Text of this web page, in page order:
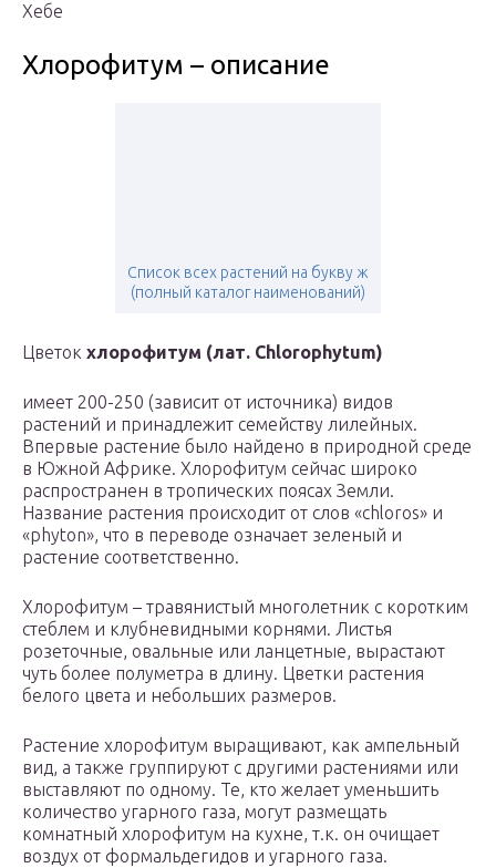
Хебе
Хлорофитум – описание
Список всех растений на букву ж
(полный каталог наименований)
Цветок хлорофитум (лат. Chlorophytum)
имеет 200-250 (зависит от источника) видов
растений и принадлежит семейству лилейных.
Впервые растение было найдено в природной среде
в Южной Африке. Хлорофитум сейчас широко
распространен в тропических поясах Земли.
Название растения происходит от слов «chloros» и
«phyton», что в переводе означает зеленый и
растение соответственно.
Хлорофитум – травянистый многолетник с коротким
стеблем и клубневидными корнями. Листья
розеточные, овальные или ланцетные, вырастают
чуть более полуметра в длину. Цветки растения
белого цвета и небольших размеров.
Растение хлорофитум выращивают, как ампельный
вид, а также группируют с другими растениями или
выставляют по одному. Те, кто желает уменьшить
количество угарного газа, могут размещать
комнатный хлорофитум на кухне, т.к. он очищает
воздух от формальдегидов и угарного газа.